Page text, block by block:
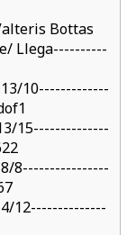
Bottas
Llega----------
10-------------
15--------------
8----------------
12--------------